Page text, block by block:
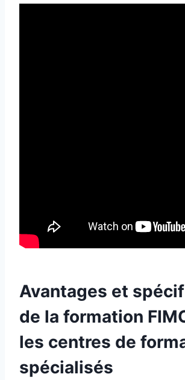
Avantages et
de la formation
les centres de
spécialisés